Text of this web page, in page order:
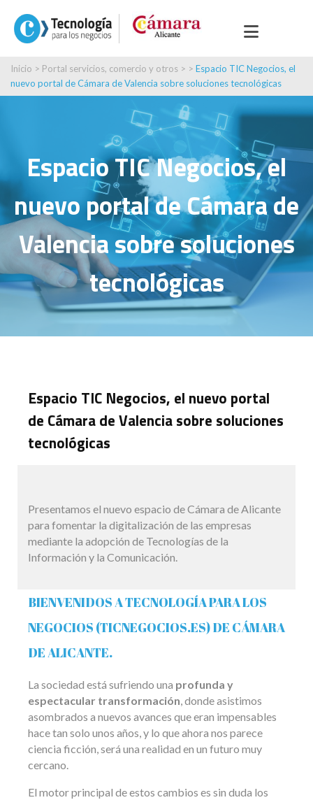
Inicio > Portal servicios, comercio y otros > > Espacio TIC Negocios, el
nuevo portal de Cámara de Valencia sobre soluciones tecnológicas
Espacio TIC Negocios, el
nuevo portal de Cámara de
Valencia sobre soluciones
tecnológicas
Espacio TIC Negocios, el nuevo portal
de Cámara de Valencia sobre soluciones
tecnológicas
Presentamos el nuevo espacio de Cámara de Alicante
para fomentar la digitalización de las empresas
mediante la adopción de Tecnologías de la
Información y la Comunicación.
BIENVENIDOS A TECNOLOGÍA PARA LOS
NEGOCIOS (TICNEGOCIOS.ES) DE CÁMARA
DE ALICANTE.
La sociedad está sufriendo una profunda y
espectacular transformación, donde asistimos
asombrados a nuevos avances que eran impensables
hace tan solo unos años, y lo que ahora nos parece
ciencia ficción, será una realidad en un futuro muy
cercano.
El motor principal de estos cambios es sin duda los